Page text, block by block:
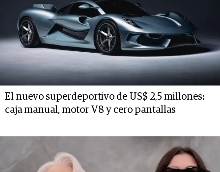
El nuevo superdeportivo de US$ 2,5 millones:
caja manual, motor V8 y cero pantallas